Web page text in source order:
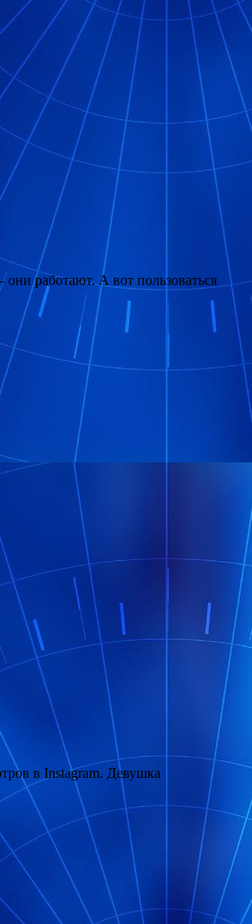
работают. А вот пользоваться
в Instagram. Девушка